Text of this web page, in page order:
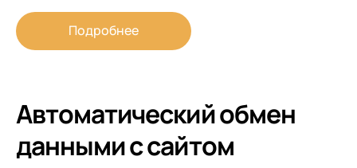
Подробнее
Автоматический обмен
данными с сайтом